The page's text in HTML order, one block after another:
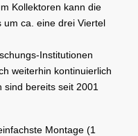
Kollektoren kann die
um ca. eine drei Viertel
Institutionen
weiterhin kontinuierlich
sind bereits seit 2001
Montage (1